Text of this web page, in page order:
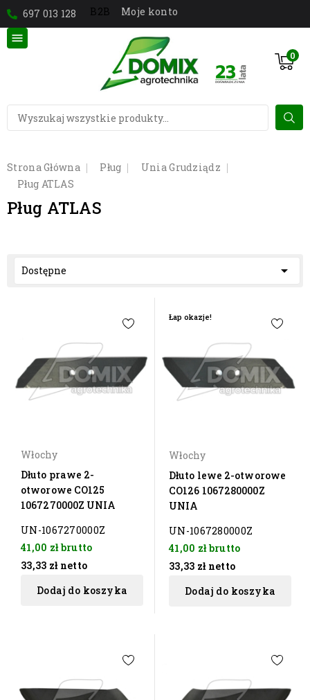
697 013 128 B2B Moje konto
0

Strona Główna Pług
Unia Grudziądz
Pług ATLAS
Pług ATLAS
Dostępne 
Włochy
Dłuto prawe 2-
otworowe CO125
1067270000Z UNIA
UN-1067270000Z
41,00 złbrutto
33,33 zł netto
Dodaj do koszyka
Łap okazje!
Włochy
Dłuto lewe 2-otworowe
CO126 1067280000Z
UNIA
UN-1067280000Z
41,00 złbrutto
33,33 zł netto
Dodaj do koszyka